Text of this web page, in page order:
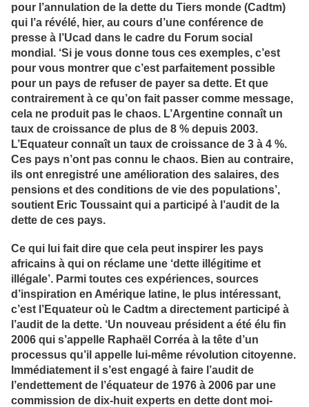
pour l’annulation de la dette du Tiers monde (Cadtm)
qui l’a révélé, hier, au cours d’une conférence de
presse à l’Ucad dans le cadre du Forum social
mondial. ‘Si je vous donne tous ces exemples, c’est
pour vous montrer que c’est parfaitement possible
pour un pays de refuser de payer sa dette. Et que
contrairement à ce qu’on fait passer comme message,
cela ne produit pas le chaos. L’Argentine connaît un
taux de croissance de plus de 8 % depuis 2003.
L’Equateur connaît un taux de croissance de 3 à 4 %.
Ces pays n’ont pas connu le chaos. Bien au contraire,
ils ont enregistré une amélioration des salaires, des
pensions et des conditions de vie des populations’,
soutient Eric Toussaint qui a participé à l’audit de la
dette de ces pays.
Ce qui lui fait dire que cela peut inspirer les pays
africains à qui on réclame une ‘dette illégitime et
illégale’. Parmi toutes ces expériences, sources
d’inspiration en Amérique latine, le plus intéressant,
c’est l’Equateur où le Cadtm a directement participé à
l’audit de la dette. ‘Un nouveau président a été élu fin
2006 qui s’appelle Raphaël Corréa à la tête d’un
processus qu’il appelle lui-même révolution citoyenne.
Immédiatement il s’est engagé à faire l’audit de
l’endettement de l’équateur de 1976 à 2006 par une
commission de dix-huit experts en dette dont moi-